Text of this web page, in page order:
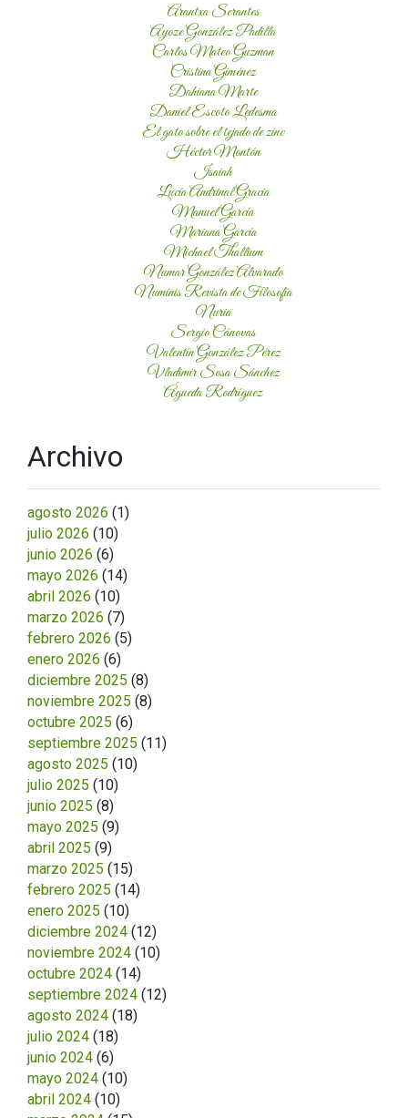
Arantxa Serantes
Ayoze González Padilla
Carlos Mateo Guzman
Cristina Giménez
Dahiana Marte
Daniel Escoto Ledesma
El gato sobre el tejado de zinc
Héctor Montón
Isaiah
Lucía Andrinal Gracia
Manuel García
Mariana García
Michael Thallium
Numar González Alvarado
Numinis Revista de Filosofía
Nuria
Sergio Cánovas
Valentín González Pérez
Vladimir Sosa Sánchez
Águeda Rodríguez
Archivo
agosto 2026 (1)
julio 2026 (10)
junio 2026 (6)
mayo 2026 (14)
abril 2026 (10)
marzo 2026 (7)
febrero 2026 (5)
enero 2026 (6)
diciembre 2025 (8)
noviembre 2025 (8)
octubre 2025 (6)
septiembre 2025 (11)
agosto 2025 (10)
julio 2025 (10)
junio 2025 (8)
mayo 2025 (9)
abril 2025 (9)
marzo 2025 (15)
febrero 2025 (14)
enero 2025 (10)
diciembre 2024 (12)
noviembre 2024 (10)
octubre 2024 (14)
septiembre 2024 (12)
agosto 2024 (18)
julio 2024 (18)
junio 2024 (6)
mayo 2024 (10)
abril 2024 (10)